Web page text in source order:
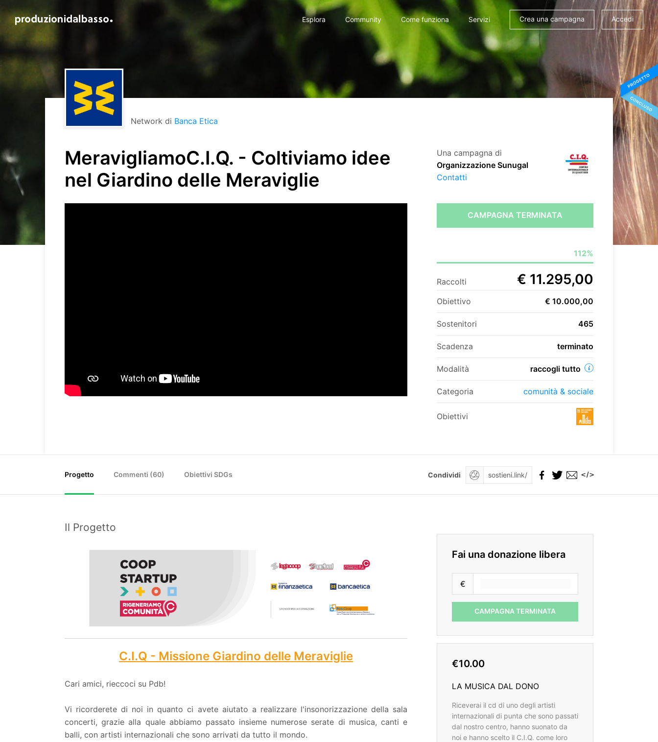
Esplora Community Come funziona Servizi Crea una campagna Accedi
Network di Banca Etica
MeravigliamoC.I.Q. - Coltiviamo idee
nel Giardino delle Meraviglie
Una campagna di
Organizzazione Sunugal
Contatti
CAMPAGNA TERMINATA
112%
Raccolti € 11.295,00
Obiettivo € 10.000,00
Sostenitori 465
Scadenza terminato
Modalità raccogli tutto
Categoria comunità & sociale
Obiettivi
Progetto Commenti (60) Obiettivi SDGs Condividi </>
Il Progetto
C.I.Q - Missione Giardino delle Meraviglie
Cari amici, rieccoci su Pdb!
Vi ricorderete di noi in quanto ci avete aiutato a realizzare l'insonorizzazione della sala
concerti, grazie alla quale abbiamo passato insieme numerose serate di musica, canti e
balli, con artisti internazionali che sono arrivati da tutto il mondo.
Fai una donazione libera
€
CAMPAGNA TERMINATA
€10.00
LA MUSICA DAL DONO
Riceverai il cd di uno degli artisti
internazionali di punta che sono passati
dal nostro centro, hanno suonato da
noi e hanno scelto il C.I.Q. come loro